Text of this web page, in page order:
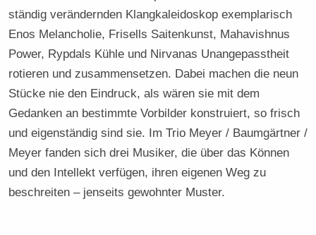
ständig verändernden Klangkaleidoskop exemplarisch
Enos Melancholie, Frisells Saitenkunst, Mahavishnus
Power, Rypdals Kühle und Nirvanas Unangepasstheit
rotieren und zusammensetzen. Dabei machen die neun
Stücke nie den Eindruck, als wären sie mit dem
Gedanken an bestimmte Vorbilder konstruiert, so frisch
und eigenständig sind sie. Im Trio Meyer / Baumgärtner /
Meyer fanden sich drei Musiker, die über das Können
und den Intellekt verfügen, ihren eigenen Weg zu
beschreiten – jenseits gewohnter Muster.